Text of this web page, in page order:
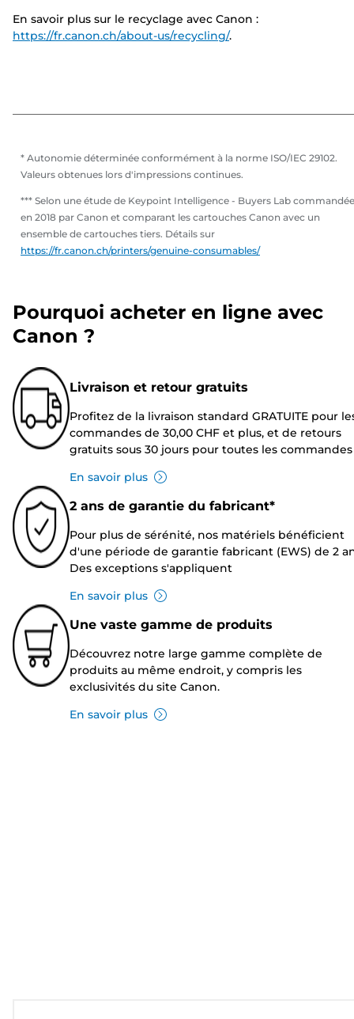
En savoir plus sur le recyclage avec Canon :
https://fr.canon.ch/about-us/recycling/.
* Autonomie déterminée conformément à la norme ISO/IEC 29102.
Valeurs obtenues lors d'impressions continues.
*** Selon une étude de Keypoint Intelligence - Buyers Lab commandée
en 2018 par Canon et comparant les cartouches Canon avec un
ensemble de cartouches tiers. Détails sur
https://fr.canon.ch/printers/genuine-consumables/
Pourquoi acheter en ligne avec
Canon ?
Livraison et retour gratuits
Profitez de la livraison standard GRATUITE pour
commandes de 30,00 CHF et plus, et de retours
gratuits sous 30 jours pour toutes les commandes
En savoir plus
2 ans de garantie du fabricant*
Pour plus de sérénité, nos matériels bénéficient
d'une période de garantie fabricant (EWS) de 2
Des exceptions s'appliquent
En savoir plus
Une vaste gamme de produits
Découvrez notre large gamme complète de
produits au même endroit, y compris les
exclusivités du site Canon.
En savoir plus